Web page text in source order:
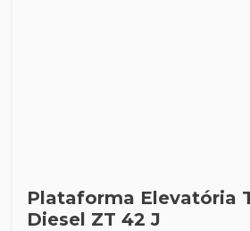
Plataforma Elevatória
Diesel ZT 42 J